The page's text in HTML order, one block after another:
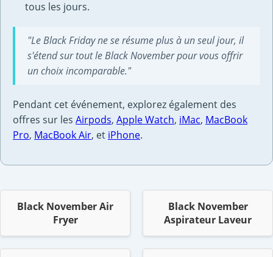
tous les jours.
"Le Black Friday ne se résume plus à un seul jour, il
s'étend sur tout le Black November pour vous offrir
un choix incomparable."
Pendant cet événement, explorez également des
offres sur les Airpods, Apple Watch, iMac, MacBook
Pro, MacBook Air, et iPhone.
Black November Air
Fryer
Black November
Aspirateur Laveur